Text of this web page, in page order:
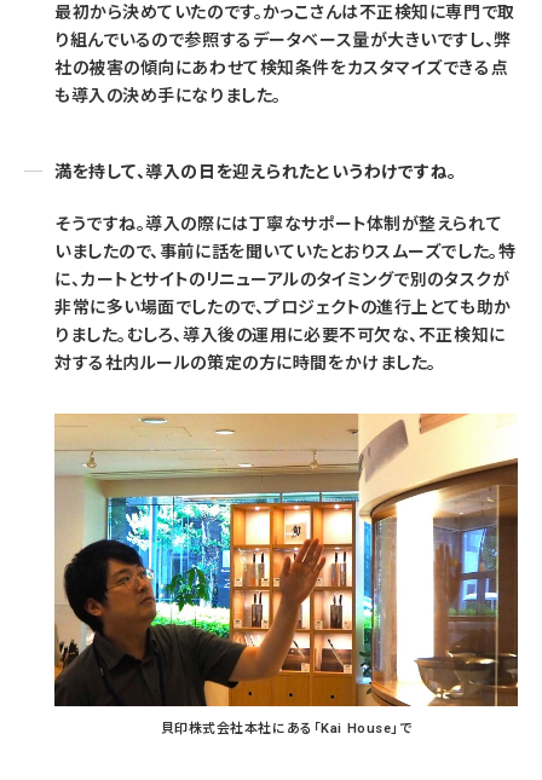
最初から決めていたのです。かっこさんは不正検知に専門で取
り組んでいるので参照するデータベース量が大きいですし、弊
社の被害の傾向にあわせて検知条件をカスタマイズできる点
も導入の決め手になりました。
満を持して、導入の日を迎えられたというわけですね。
そうですね。導入の際には丁寧なサポート体制が整えられて
いましたので、事前に話を聞いていたとおりスムーズでした。特
に、カートとサイトのリニューアルのタイミングで別のタスクが
非常に多い場面でしたので、プロジェクトの進行上とても助か
りました。むしろ、導入後の運用に必要不可欠な、不正検知に
対する社内ルールの策定の方に時間をかけました。
貝印株式会社本社にある「Kai House」で